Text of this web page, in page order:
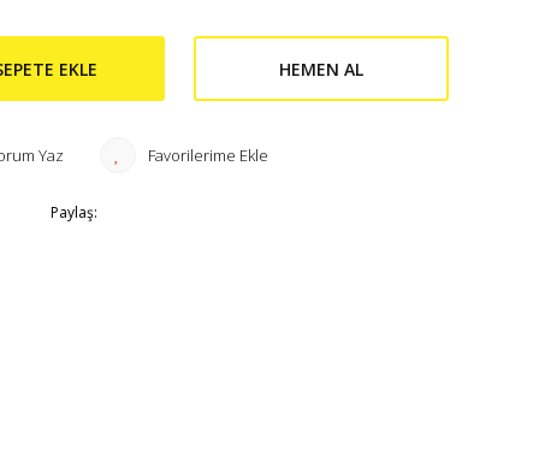
EKLE HEMEN AL
Yaz
Paylaş: